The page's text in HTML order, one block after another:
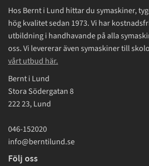
Hos Bernt i Lund hittar du symaskiner,
hög kvalitet sedan 1973. Vi har
utbildning i handhavande på alla
oss. Vi levererar även symaskiner till
vårt utbud här.
Bernt i Lund
Stora Södergatan 8
222 23, Lund
046-152020
info@berntilund.se
Följ oss